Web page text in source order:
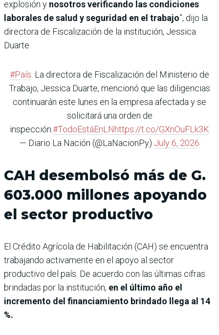
explosión y nosotros verificando las condiciones
laborales de salud y seguridad en el trabajo”, dijo la
directora de Fiscalización de la institución, Jessica
Duarte.
#País. La directora de Fiscalización del Ministerio de
Trabajo, Jessica Duarte, mencionó que las diligencias
continuarán este lunes en la empresa afectada y se
solicitará una orden de
inspección.#TodoEstáEnLNhttps://t.co/GXnOuFLk3K
— Diario La Nación (@LaNacionPy) July 6, 2026
CAH desembolsó más de G.
603.000 millones apoyando
el sector productivo
El Crédito Agrícola de Habilitación (CAH) se encuentra
trabajando activamente en el apoyo al sector
productivo del país. De acuerdo con las últimas cifras
brindadas por la institución, en el último año el
incremento del financiamiento brindado llega al 14
%.